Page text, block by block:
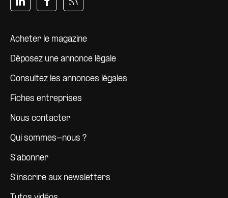
Pied de page
Acheter le magazine
Déposez une annonce légale
Consultez les annonces légales
Fiches entreprises
Nous contacter
Qui sommes-nous ?
S'abonner
S'inscrire aux newsletters